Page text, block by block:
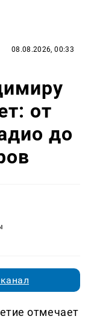
08.08.2026, 00:33
от
до
отмечает